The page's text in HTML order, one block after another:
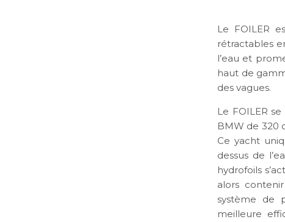
Le FOILER
rétractables
l’eau et
haut de
des vagues.
Le FOILER
BMW de 320
Ce yacht
dessus de
hydrofoils
alors
système de
meilleure